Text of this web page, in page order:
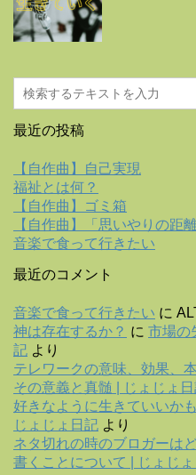
最近の投稿
【自作曲】自己実現
福祉とは何？
【自作曲】ゴミ箱
【自作曲】「思いやりの距離
音楽で食って行きたい
最近のコメント
音楽で食って行きたい に
神は存在するか？ に 市場の
記 より
テレワークの意味、効果、
その意義と真髄 | じょじょ
好きなように生きていいかも
じょじょ日記 より
ネタ切れの時のブロガーは
書くことについて | じょじ